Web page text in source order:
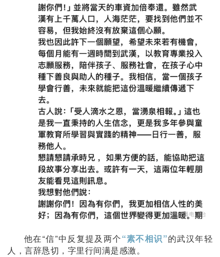
他在“信”中反复提及两个“素不相识”的武汉年轻
人，言辞恳切，字里行间满是感激。